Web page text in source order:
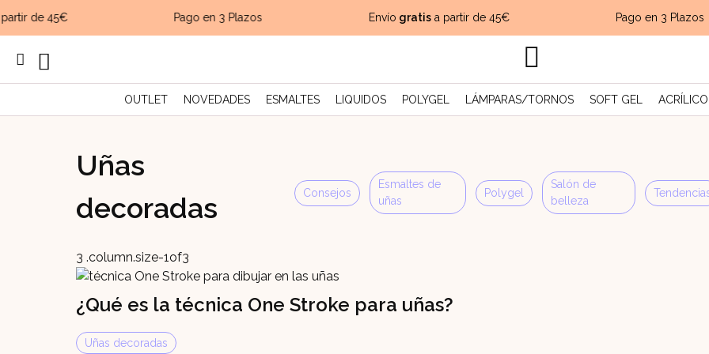
de 45€ Pago en 3 Plazos Envíogratisa partir de 45€ Pago en 3 Plazos
OUTLET NOVEDADES ESMALTES LIQUIDOS POLYGEL LÁMPARAS/TORNOS SOFT GEL ACRÍLICO
Uñas
decoradas
Consejos
Esmaltes de
uñas
Polygel
Salón de
belleza
¿Qué es la técnica One Stroke para uñas?
Uñas decoradas